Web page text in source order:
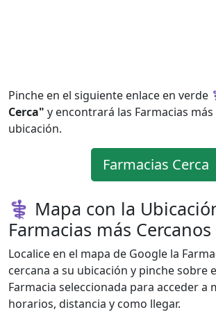
Pinche en el siguiente enlace en verde
Cerca" y encontrará las Farmacias
ubicación.
Farmacias Cerca
⚕️ Mapa con la
Farmacias más Cercanos
Localice en el mapa de Google la
cercana a su ubicación y pinche sobre
Farmacia seleccionada para acceder a
horarios, distancia y como llegar.